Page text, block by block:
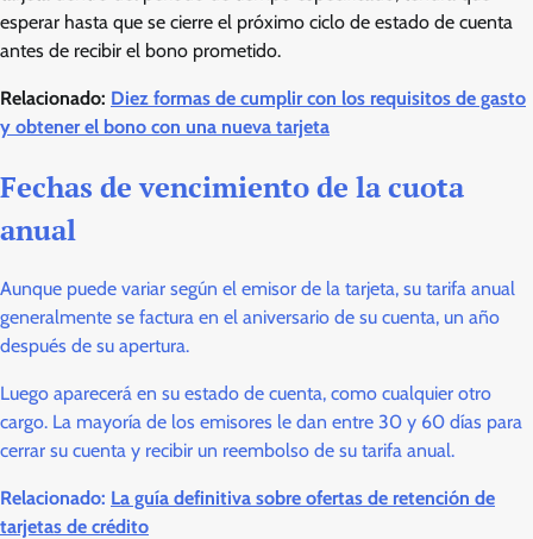
esperar hasta que se cierre el próximo ciclo de estado de cuenta
antes de recibir el bono prometido.
Relacionado: Diez formas de cumplir con los requisitos de gasto
y obtener el bono con una nueva tarjeta
Fechas de vencimiento de la cuota
anual
Aunque puede variar según el emisor de la tarjeta, su tarifa anual
generalmente se factura en el aniversario de su cuenta, un año
después de su apertura.
Luego aparecerá en su estado de cuenta, como cualquier otro
cargo. La mayoría de los emisores le dan entre 30 y 60 días para
cerrar su cuenta y recibir un reembolso de su tarifa anual.
Relacionado: La guía definitiva sobre ofertas de retención de
tarjetas de crédito